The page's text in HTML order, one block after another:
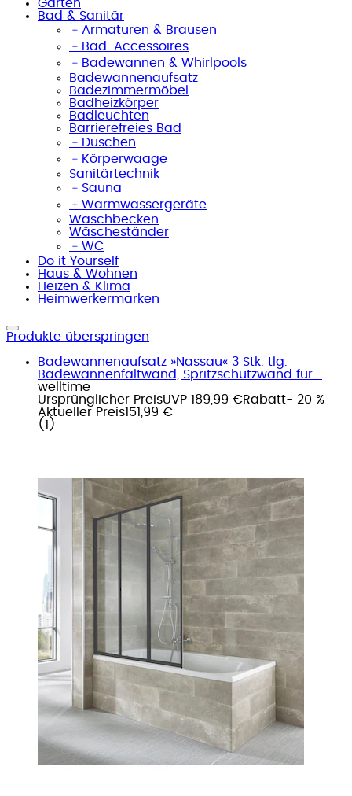
Garten
Bad & Sanitär
﹢ Armaturen & Brausen
﹢ Bad-Accessoires
﹢ Badewannen & Whirlpools
Badewannenaufsatz
Badezimmermöbel
Badheizkörper
Badleuchten
Barrierefreies Bad
﹢ Duschen
﹢ Körperwaage
Sanitärtechnik
﹢ Sauna
﹢ Warmwassergeräte
Waschbecken
Wäscheständer
﹢ WC
Do it Yourself
Haus & Wohnen
Heizen & Klima
Heimwerkermarken
Produkte überspringen
Badewannenaufsatz »Nassau« 3 Stk. tlg.
Badewannenfaltwand, Spritzschutzwand für...
welltime
Ursprünglicher PreisUVP 189,99 €Rabatt- 20 %
Aktueller Preis151,99 €
( 1 )